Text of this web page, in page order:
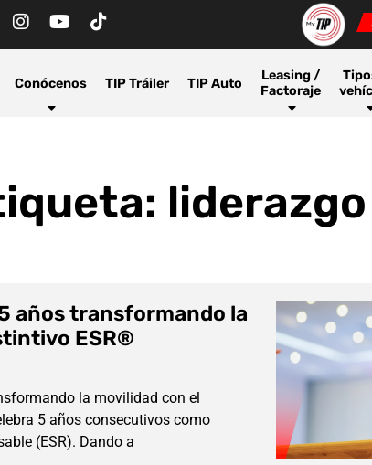
Conócenos TIP Tráiler TIP Auto
Leasing /
Factoraje
años transformando la
ESR®
la movilidad con el
5 años consecutivos como
(ESR). Dando a